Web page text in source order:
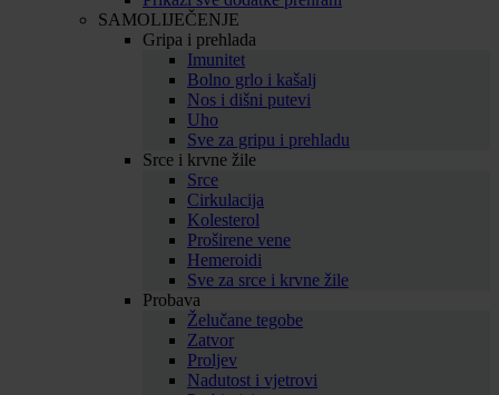
SAMOLIJEČENJE
Gripa i prehlada
Imunitet
Bolno grlo i kašalj
Nos i dišni putevi
Uho
Sve za gripu i prehladu
Srce i krvne žile
Srce
Cirkulacija
Kolesterol
Proširene vene
Hemeroidi
Sve za srce i krvne žile
Probava
Želučane tegobe
Zatvor
Proljev
Nadutost i vjetrovi